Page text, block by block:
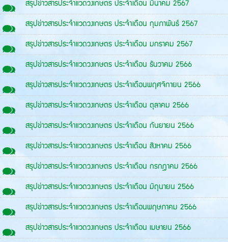
สรุปข่าวสารประจำแวดวงเกษตร ประจำเดือน มีนาคม 2567
สรุปข่าวสารประจำแวดวงเกษตร ประจำเดือน กุมภาพันธ์ 2567
สรุปข่าวสารประจำแวดวงเกษตร ประจำเดือน มกราคม 2567
สรุปข่าวสารประจำแวดวงเกษตร ประจำเดือน ธันวาคม 2566
สรุปข่าวสารประจำแวดวงเกษตร ประจำเดือนพฤศจิกายน 2566
สรุปข่าวสารประจำแวดวงเกษตร ประจำเดือน ตุลาคม 2566
สรุปข่าวสารประจำแวดวงเกษตร ประจำเดือน กันยายน 2566
สรุปข่าวสารประจำแวดวงเกษตร ประจำเดือน สิงหาคม 2566
สรุปข่าวสารประจำแวดวงเกษตร ประจำเดือน กรกฎาคม 2566
สรุปข่าวสารประจำแวดวงเกษตร ประจำเดือน มิถุนายน 2566
สรุปข่าวสารประจำแวดวงเกษตร ประจำเดือนพฤษภาคม 2566
สรุปข่าวสารประจำแวดวงเกษตร ประจำเดือน เมษายน 2566